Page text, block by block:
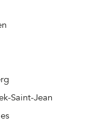
Saint-Jean